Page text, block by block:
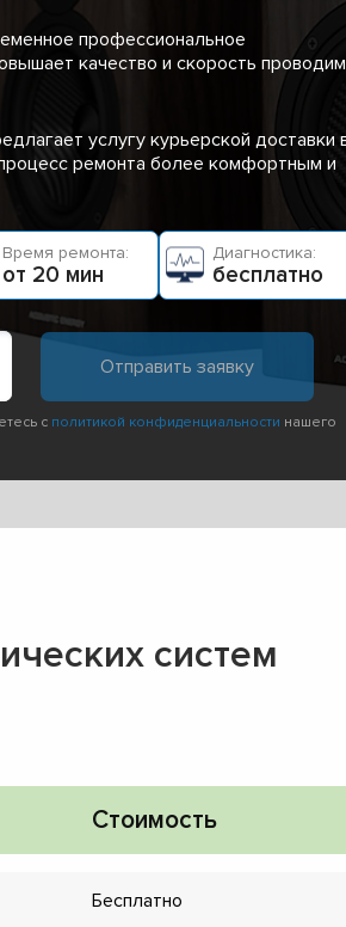
профессиональное
качество и скорость
услугу курьерской доставки
ремонта более комфортным и
Время ремонта:
от 20 мин
Диагностика:
бесплатно
с политикой конфиденциальности нашего
систем
Стоимость
Бесплатно